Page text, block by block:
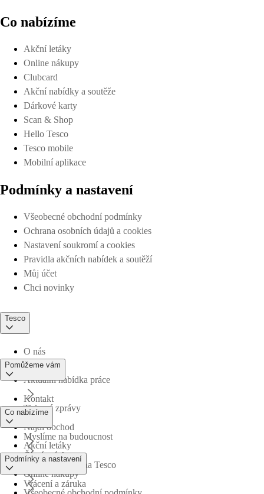
Co nabízíme
Akční letáky
Online nákupy
Clubcard
Akční nabídky a soutěže
Dárkové karty
Scan & Shop
Hello Tesco
Tesco mobile
Mobilní aplikace
Podmínky a nastavení
Všeobecné obchodní podmínky
Ochrana osobních údajů a cookies
Nastavení soukromí a cookies
Pravidla akčních nabídek a soutěží
Můj účet
Chci novinky
Tesco
O nás
Aktuální nabídka práce
Tiskové zprávy
Myslíme na budoucnost
Obchodní skupina Tesco
Pomůžeme vám
Kontakt
Najdi obchod
Časté otázky
Vrácení a záruka
Co nabízíme
Akční letáky
Online nákupy
Podmínky a nastavení